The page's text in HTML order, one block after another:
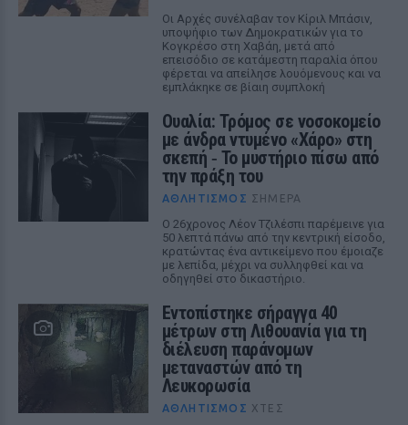
Οι Αρχές συνέλαβαν τον Κίριλ Μπάσιν,
υποψήφιο των Δημοκρατικών για το
Κογκρέσο στη Χαβάη, μετά από
επεισόδιο σε κατάμεστη παραλία όπου
φέρεται να απείλησε λουόμενους και να
εμπλάκηκε σε βίαιη συμπλοκή
Ουαλία: Τρόμος σε νοσοκομείο
με άνδρα ντυμένο «Χάρο» στη
σκεπή ‑ Το μυστήριο πίσω από
την πράξη του
ΑΘΛΗΤΙΣΜΌΣ ΣΉΜΕΡΑ
Ο 26χρονος Λέον Τζιλέσπι παρέμεινε για
50 λεπτά πάνω από την κεντρική είσοδο,
κρατώντας ένα αντικείμενο που έμοιαζε
με λεπίδα, μέχρι να συλληφθεί και να
οδηγηθεί στο δικαστήριο.
Εντοπίστηκε σήραγγα 40
μέτρων στη Λιθουανία για τη
διέλευση παράνομων
μεταναστών από τη
Λευκορωσία
ΑΘΛΗΤΙΣΜΌΣ ΧΤΕΣ